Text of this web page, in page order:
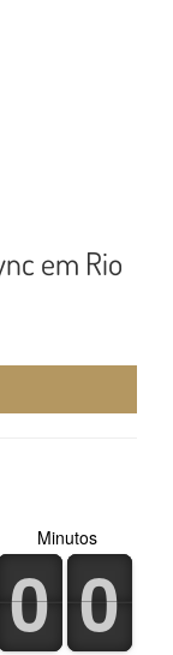
em Rio
0
0
1
1 0
0
1
1
Minutos